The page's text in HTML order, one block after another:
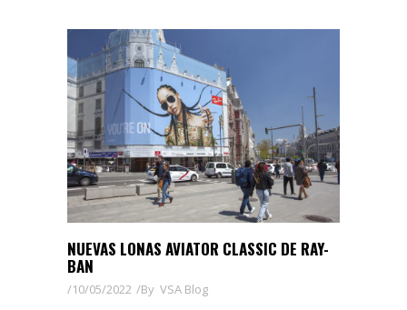
NUEVAS LONAS AVIATOR CLASSIC DE RAY-
BAN
10/05/2022 By VSA Blog